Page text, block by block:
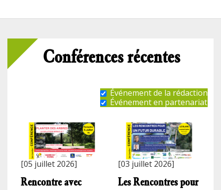
Conférences récentes
Événement de la rédaction
Événement en partenariat
[05 juillet 2026]
Rencontre avec
[03 juillet 2026]
Les Rencontres pour